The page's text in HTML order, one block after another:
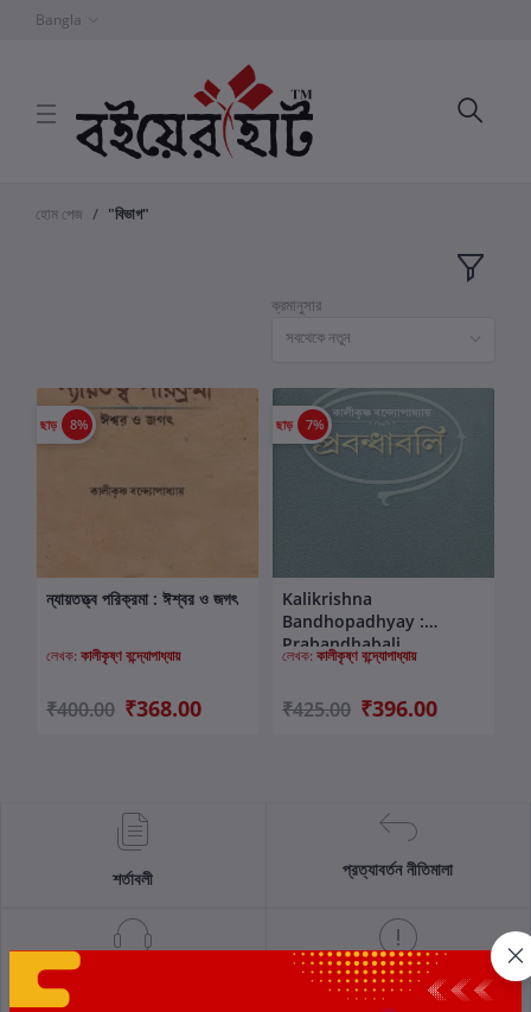
Bangla
হোম পেজ "বিভাগ"
ক্রমানুসার
সবথেকে নতুন
ছাড় 8%
কার্টে যোগ করুন
ন্যায়তত্ত্ব পরিক্রমা : ঈশ্বর ও জগৎ
লেখক: কালীকৃষ্ণ বন্দ্যোপাধ্যায়
₹400.00 ₹368.00
ছাড় 7%
কার্টে যোগ করুন
Kalikrishna
Bandhopadhyay :
Prabandhabali
লেখক: কালীকৃষ্ণ বন্দ্যোপাধ্যায়
₹425.00 ₹396.00
শর্তাবলী প্রত্যাবর্তন নীতিমালা
গোপনীয়তা নীতি